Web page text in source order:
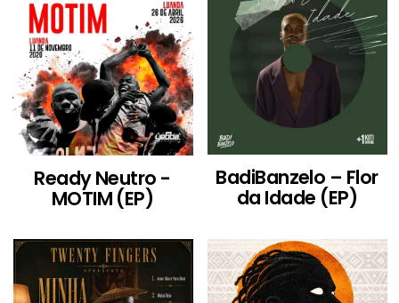
Ready Neutro -
MOTIM (EP)
BadiBanzelo – Flor
da Idade (EP)